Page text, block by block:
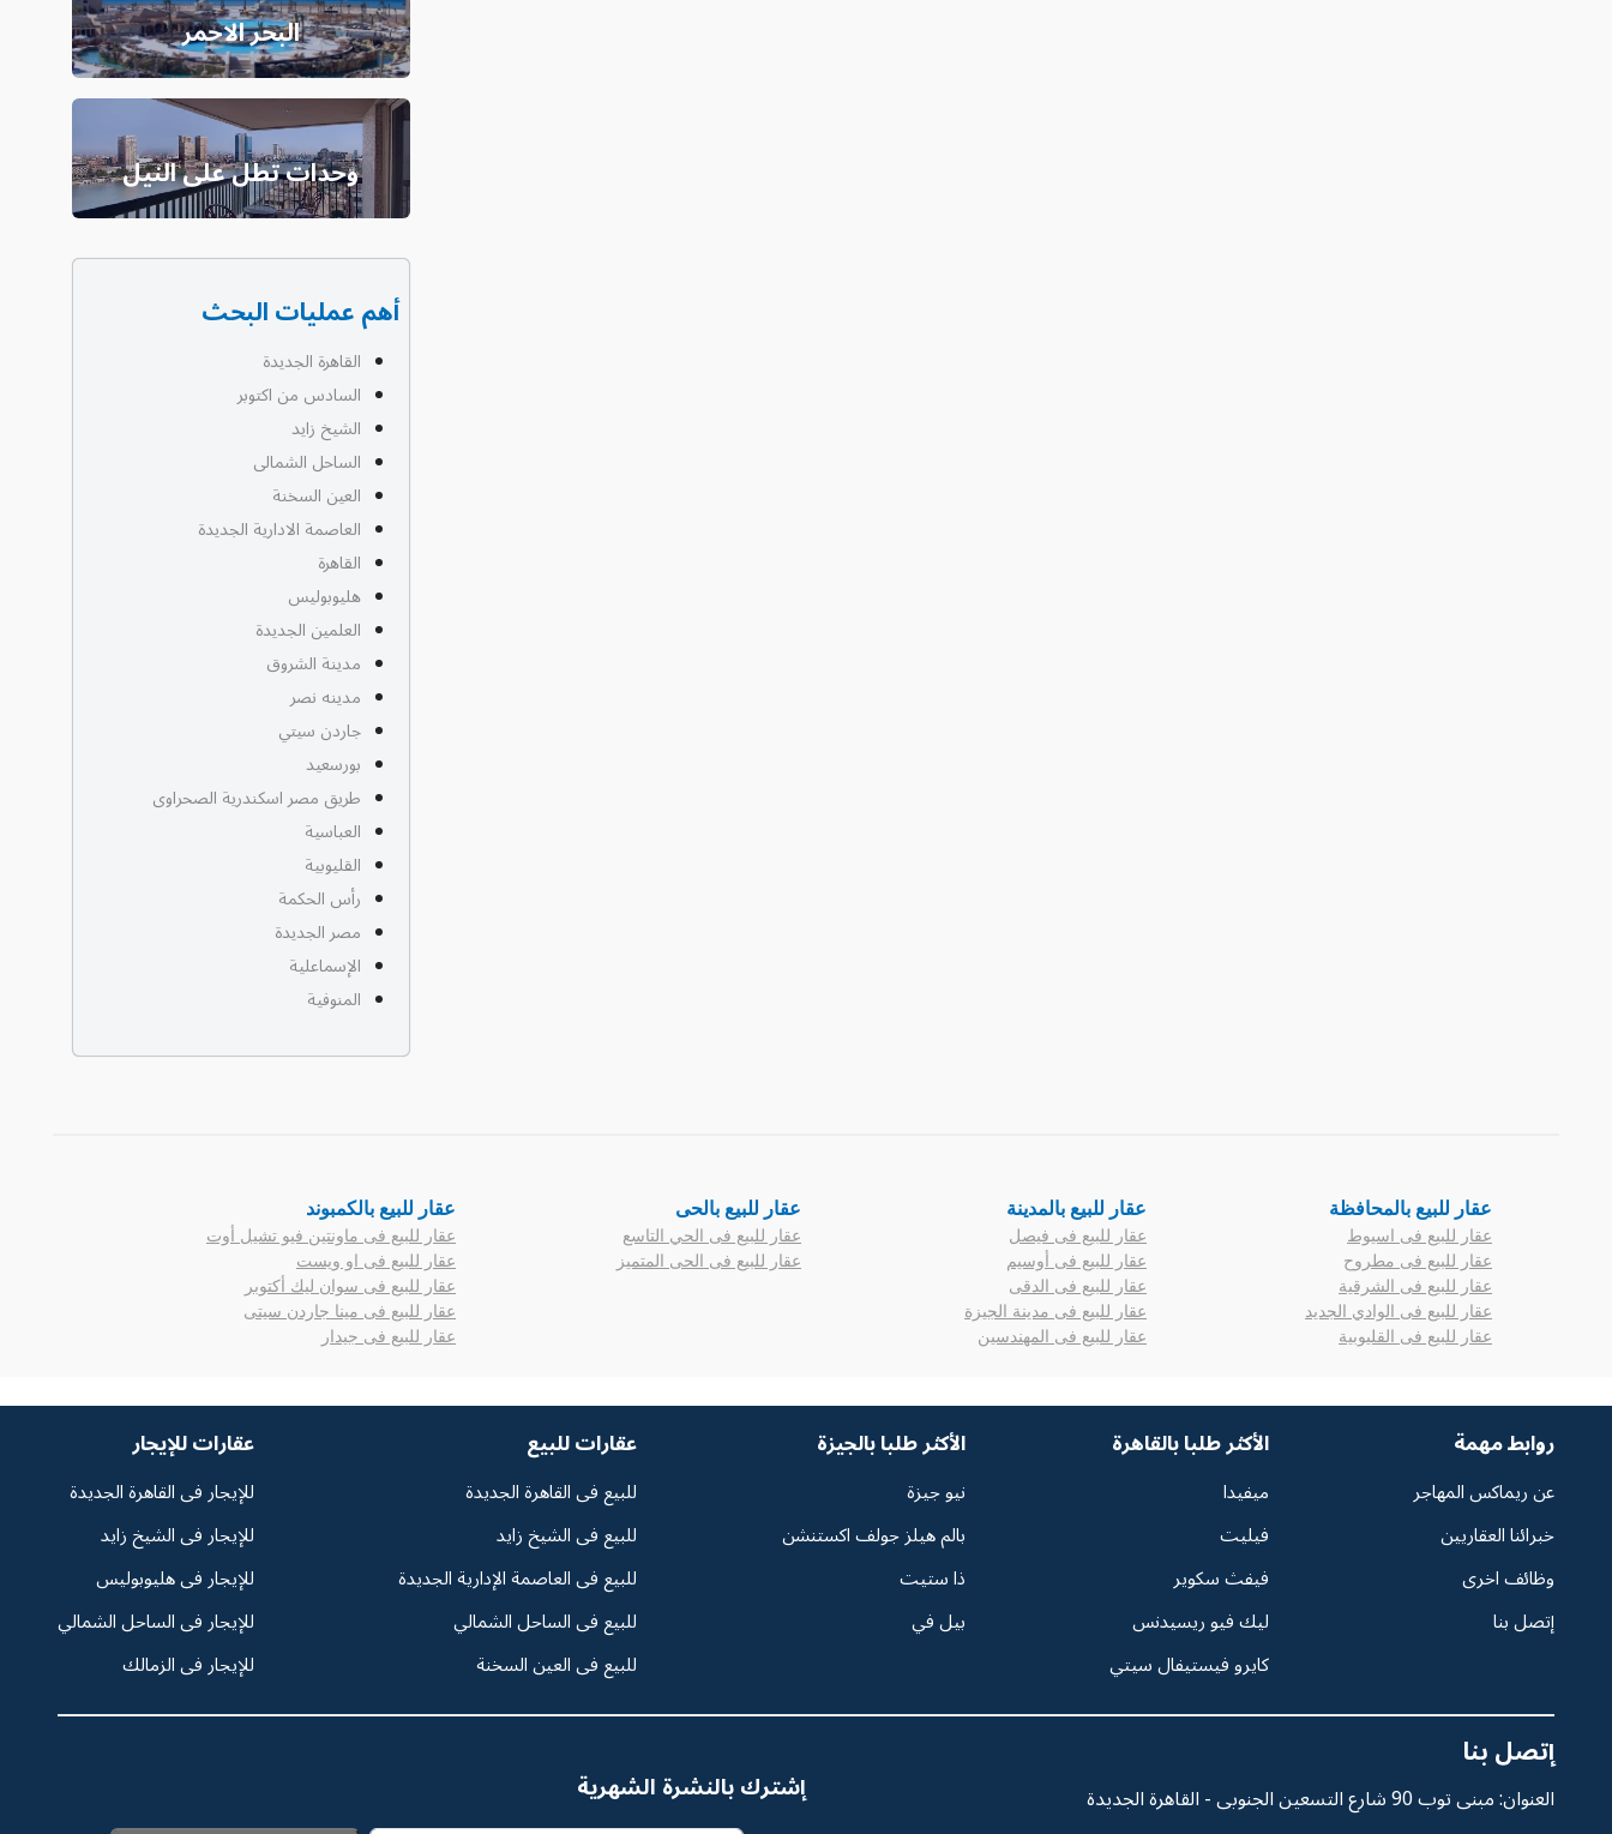
البحر الاحمر
وحدات تطل على النيل
أهم عمليات البحث
القاهرة الجديدة
السادس من اكتوبر
الشيخ زايد
الساحل الشمالى
العين السخنة
العاصمة الادارية الجديدة
القاهرة
هليوبوليس
العلمين الجديدة
مدينة الشروق
مدينه نصر
جاردن سيتي
بورسعيد
طريق مصر اسكندرية الصحراوى
العباسية
القليوبية
رأس الحكمة
مصر الجديدة
الإسماعلية
المنوفية
عقار للبيع بالمحافظة
عقار للبيع فى اسيوط
عقار للبيع فى مطروح
عقار للبيع فى الشرقية
عقار للبيع فى الوادي الجديد
عقار للبيع فى القليوبية
عقار للبيع بالمدينة
عقار للبيع فى فيصل
عقار للبيع فى أوسيم
عقار للبيع فى الدقى
عقار للبيع فى مدينة الجيزة
عقار للبيع فى المهندسين
عقار للبيع بالحى
عقار للبيع فى الحي التاسع
عقار للبيع فى الحى المتميز
عقار للبيع بالكمبوند
عقار للبيع فى ماونتين فيو تشيل أوت
عقار للبيع فى او ويست
عقار للبيع فى سوان ليك أكتوبر
عقار للبيع فى مينا جاردن سيتى
عقار للبيع فى جيدار
روابط مهمة
عن ريماكس المهاجر
خبرائنا العقاريين
وظائف اخرى
إتصل بنا
الأكثر طلبا بالقاهرة
ميفيدا
فيليت
فيفث سكوير
ليك فيو ريسيدنس
كايرو فيستيفال سيتي
الأكثر طلبا بالجيزة
نيو جيزة
بالم هيلز جولف اكستنشن
ذا ستيت
بيل في
عقارات للبيع
للبيع فى القاهرة الجديدة
للبيع فى الشيخ زايد
للبيع فى العاصمة الإدارية الجديدة
للبيع فى الساحل الشمالي
للبيع فى العين السخنة
عقارات للإيجار
للإيجار فى القاهرة الجديدة
للإيجار فى الشيخ زايد
للإيجار فى هليوبوليس
للإيجار فى الساحل الشمالي
للإيجار فى الزمالك
إتصل بنا
العنوان: مبنى توب 90 شارع التسعين الجنوبى - القاهرة الجديدة
إشترك بالنشرة الشهرية